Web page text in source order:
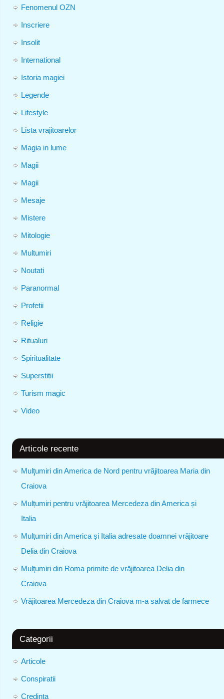
Fenomenul OZN
Inscriere
Insolit
International
Istoria magiei
Legende
Lifestyle
Lista vrajitoarelor
Magia in lume
Magii
Magii
Mesaje
Mistere
Mitologie
Multumiri
Noutati
Paranormal
Profetii
Religie
Ritualuri
Spiritualitate
Superstitii
Turism magic
Video
Articole recente
Mulţumiri din America de Nord pentru vrăjitoarea Maria din
Craiova
Mulțumiri pentru vrăjitoarea Mercedeza din America și
Italia
Mulțumiri din America și Italia adresate doamnei vrăjitoare
Delia din Craiova
Mulţumiri din Roma primite de vrăjitoarea Delia din
Craiova
Vrăjitoarea Mercedeza din Craiova m-a salvat de farmece
Categorii
Articole
Conspiratii
Credinta